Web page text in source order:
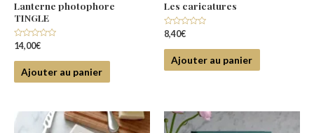
Lanterne photophore
TINGLE
Note
sur
14,00€
Ajouter au panier
Les caricatures
Note
sur
8,40€
Ajouter au panier